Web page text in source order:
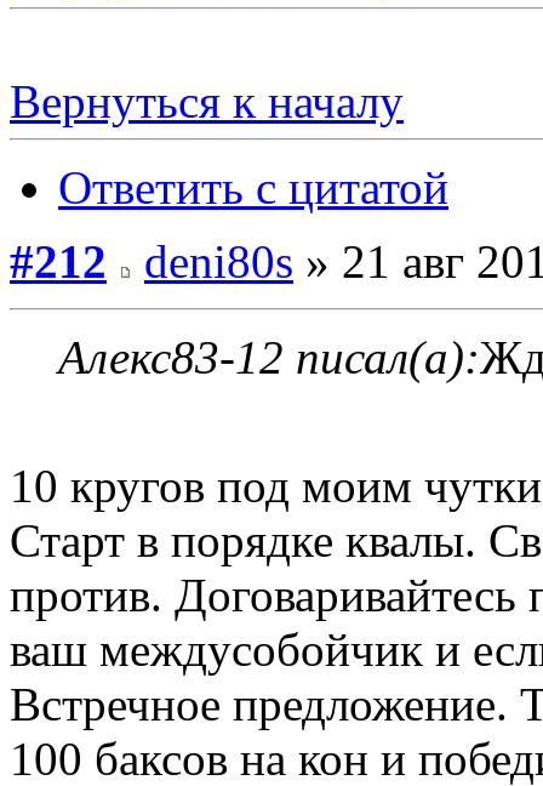
Вернуться к началу
Ответить с цитатой
#212
deni80s » 21 авг
Алекс83-12 писал(а):
10 кругов под моим
Старт в порядке квалы.
против.
ваш междусобойчик и
Встречное предложение.
100 баксов на кон и